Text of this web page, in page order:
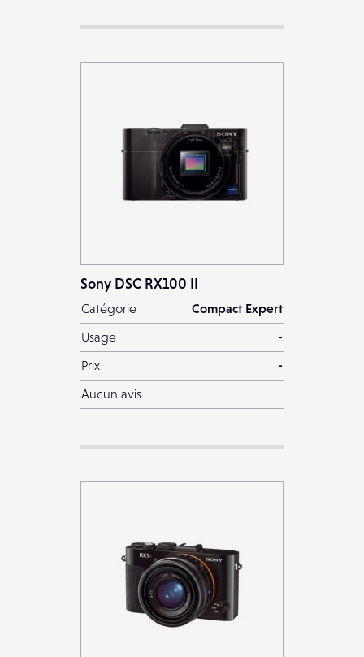
Sony DSC RX100 II
Catégorie
Compact Expert
Usage
-
Prix
-
Aucun avis